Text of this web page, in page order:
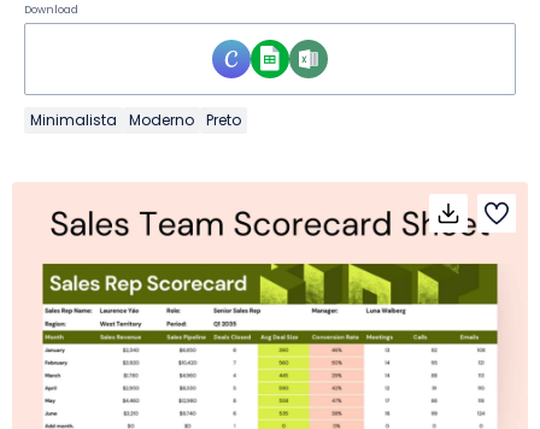
Download
Minimalista Moderno Preto